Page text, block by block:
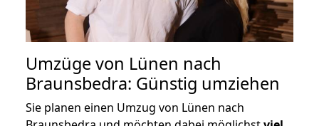
Umzüge von Lünen nach
Braunsbedra: Günstig umziehen
Sie planen einen Umzug von Lünen nach